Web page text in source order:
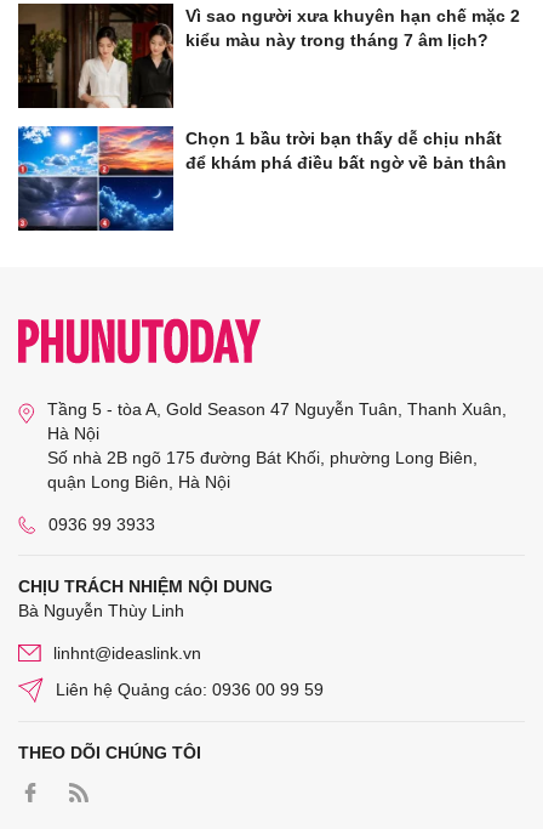
Vì sao người xưa khuyên hạn chế mặc 2
kiểu màu này trong tháng 7 âm lịch?
Chọn 1 bầu trời bạn thấy dễ chịu nhất
để khám phá điều bất ngờ về bản thân
Tầng 5 - tòa A, Gold Season 47 Nguyễn Tuân, Thanh Xuân,
Hà Nội
Số nhà 2B ngõ 175 đường Bát Khối, phường Long Biên,
quận Long Biên, Hà Nội
0936 99 3933
CHỊU TRÁCH NHIỆM NỘI DUNG
Bà Nguyễn Thùy Linh
linhnt@ideaslink.vn
Liên hệ Quảng cáo: 0936 00 99 59
THEO DÕI CHÚNG TÔI